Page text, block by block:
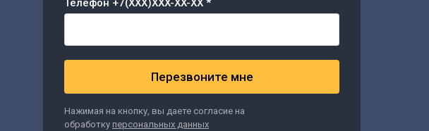
Телефон +7(XXX)XXX-XX-XX *
Перезвоните мне
Нажимая на кнопку, вы даете согласие на
обработку персональных данных